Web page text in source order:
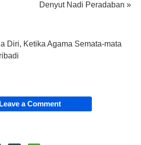
Denyut Nadi Peradaban »
Diri, Ketika Agama Semata-mata
Leave a Comment